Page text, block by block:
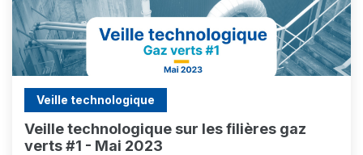
Veille technologique
Veille technologique sur les filières gaz
verts #1 - Mai 2023